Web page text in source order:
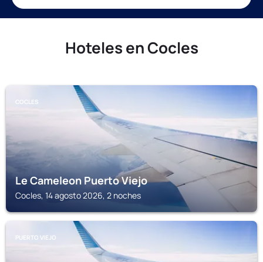
Hoteles en Cocles
COCLES
Le Cameleon Puerto Viejo
Cocles, 14 agosto 2026, 2 noches
PUERTO VIEJO